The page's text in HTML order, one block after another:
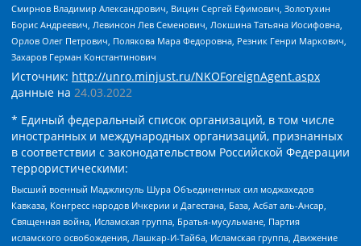
Смирнов Владимир Александрович, Вицин Сергей Ефимович, Золотухин
Борис Андреевич, Левинсон Лев Семенович, Локшина Татьяна Иосифовна,
Орлов Олег Петрович, Полякова Мара Федоровна, Резник Генри Маркович,
Захаров Герман Константинович
Источник: http://unro.minjust.ru/NKOForeignAgent.aspx
данные на 24.03.2022
* Единый федеральный список организаций, в том числе
иностранных и международных организаций, признанных
в соответствии с законодательством Российской Федерации
террористическими:
Высший военный Маджлисуль Шура Объединенных сил моджахедов
Кавказа, Конгресс народов Ичкерии и Дагестана, База, Асбат аль-Ансар,
Священная война, Исламская группа, Братья-мусульмане, Партия
исламского освобождения, Лашкар-И-Тайба, Исламская группа, Движение